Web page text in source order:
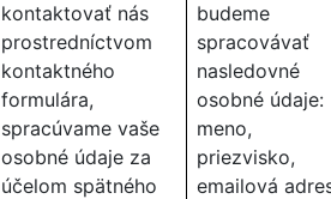
kontaktovať nás
prostredníctvom
kontaktného
formulára,
spracúvame vaše
osobné údaje za
účelom spätného
budeme
spracovávať
nasledovné
osobné údaje:
meno,
priezvisko,
emailová